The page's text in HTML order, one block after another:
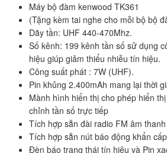
Máy bộ đàm kenwood TK361
(Tặng kèm tai nghe cho mỗi bộ bộ
Dãy tần: UHF 440-470Mhz.
Số kênh: 199 kênh tần số sử dụng
hiệu giúp giảm thiểu nhiễu tín hiệu.
Công suất phát : 7W (UHF).
Pin khủng 2.400mAh mang lại thời
Mành hình hiển thị cho phép hiển
chỉnh tần số trực tiếp
Tích hợp sẵn đài radio FM âm
Tích hợp sẵn nút báo động khẩn
Đèn báo trạng thái tín hiệu và Pin